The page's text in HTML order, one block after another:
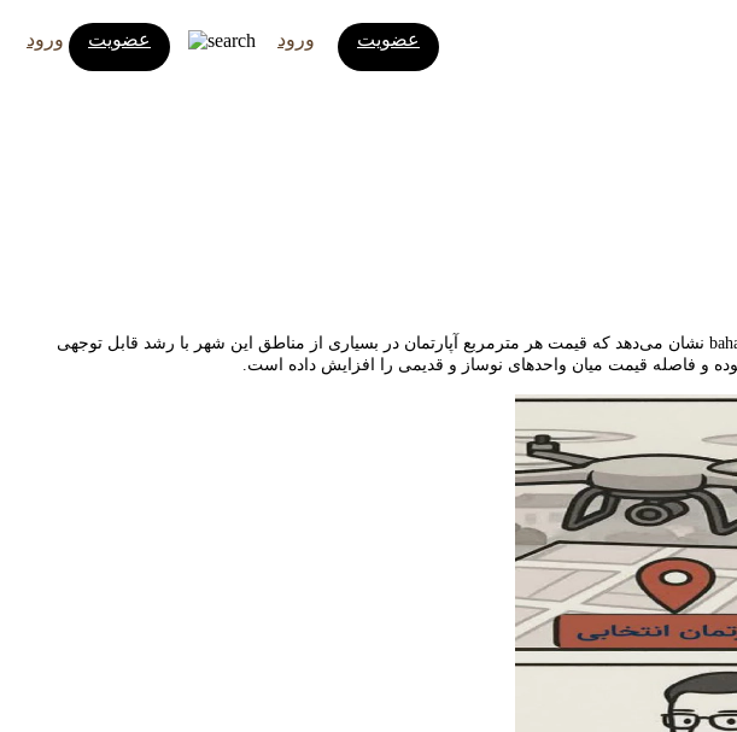
ورود عضویت ورود عضویت
سال ۱۴۰۴ برای بازار مسکن قم، سالی پر از تغییر و نوسان بوده است. بررسی داده‌های میدانی و تحلیل کارشناسان baharmaskan نشان می‌دهد که قیمت هر مترمربع آپارتمان در بسیاری از مناطق این شهر با رشد قابل توجهی
و فاصله قیمت میان واحدهای نوساز و قدیمی را افزایش داده است.